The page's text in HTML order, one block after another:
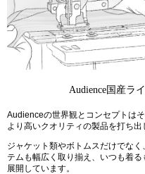
Audience国産ラ
Audienceの世界観とコンセプトは
より高いクオリティの製品を打ち出
ジャケット類やボトムスだけでな
テムも幅広く取り揃え、いつも着
展開しています。